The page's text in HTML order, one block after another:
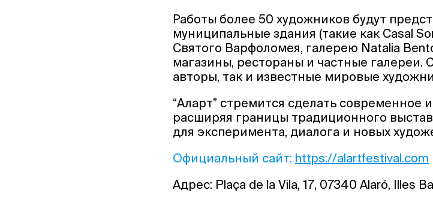
Работы более 50 художников будут
муниципальные здания (такие как Casal
Святого Варфоломея, галерею Natalia
магазины, рестораны и частные галереи.
авторы, так и известные мировые
“Аларт” стремится сделать современное
расширяя границы традиционного
для эксперимента, диалога и новых
Официальный сайт: https://alartfestival.com
Адрес: Plaça de la Vila, 17, 07340 Alaró, Illes